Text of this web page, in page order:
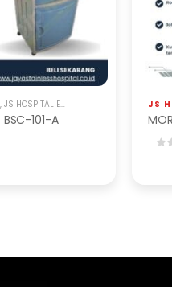
, JS HOSPITAL EQP
101-A
JS